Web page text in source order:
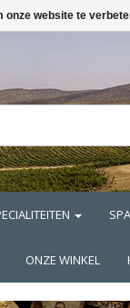
ONZE WINKEL
onze website te